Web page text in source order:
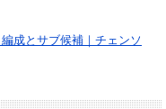
成とサブ候補｜チェンソ